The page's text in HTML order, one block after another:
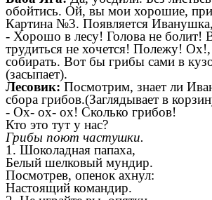
обойтись. Ой, вы мои хорошие,
Картина №3. Появляется Иванушка,
- Хорошо в лесу! Голова не болит!
трудиться не хочется! Полежу!
собирать. Вот бы грибы сами в
(засыпает).
Лесовик: Посмотрим, знает ли
сбора грибов.(Заглядывает в
- Ох- ох- ох! Сколько грибов!
Кто это тут у нас?
Грибы поют частушки.
1. Шоколадная папаха,
Белый шелковый мундир.
Посмотрев, опенок ахнул:
Настоящий командир.